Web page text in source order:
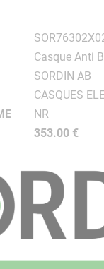
Casque Anti
SORDIN AB
CASQUES
NR
353.00 €